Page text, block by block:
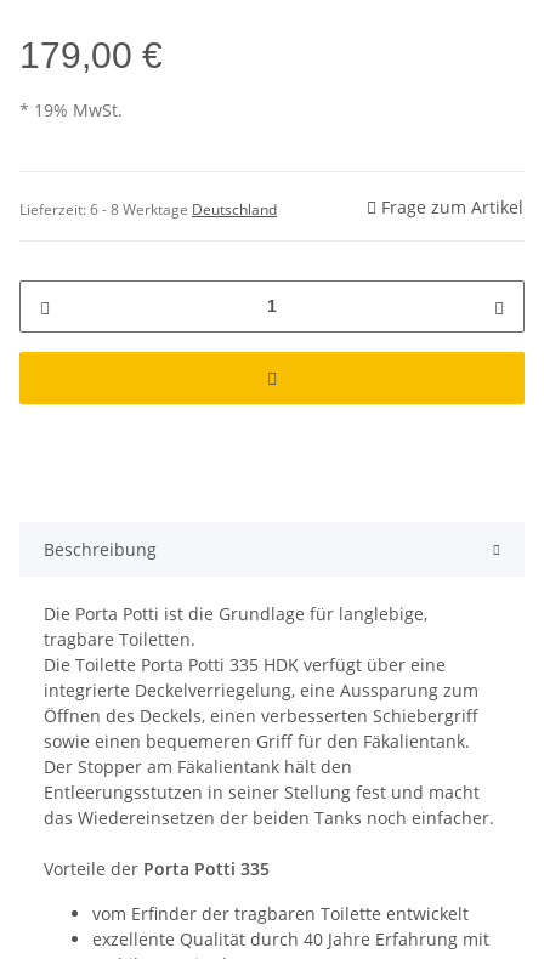
179,00 €
* 19% MwSt.
Lieferzeit:6 - 8 Werktage Deutschland Frage zum Artikel
Beschreibung
Die Porta Potti ist die Grundlage für langlebige,
tragbare Toiletten.
Die Toilette Porta Potti 335 HDK verfügt über eine
integrierte Deckelverriegelung, eine Aussparung zum
Öffnen des Deckels, einen verbesserten Schiebergriff
sowie einen bequemeren Griff für den Fäkalientank.
Der Stopper am Fäkalientank hält den
Entleerungsstutzen in seiner Stellung fest und macht
das Wiedereinsetzen der beiden Tanks noch einfacher.
Vorteile der Porta Potti 335
vom Erfinder der tragbaren Toilette entwickelt
exzellente Qualität durch 40 Jahre Erfahrung mit